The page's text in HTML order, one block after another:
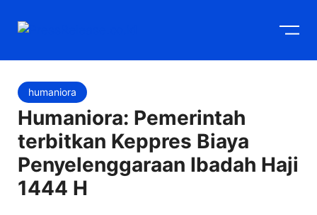
humaniora
Humaniora: Pemerintah
terbitkan Keppres Biaya
Penyelenggaraan Ibadah Haji
1444 H